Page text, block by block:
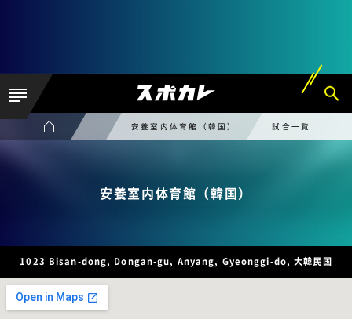
安養室内体育館（韓国） 試合一覧
安養室内体育館（韓国）
1023 Bisan-dong, Dongan-gu, Anyang, Gyeonggi-do, 大韓民国